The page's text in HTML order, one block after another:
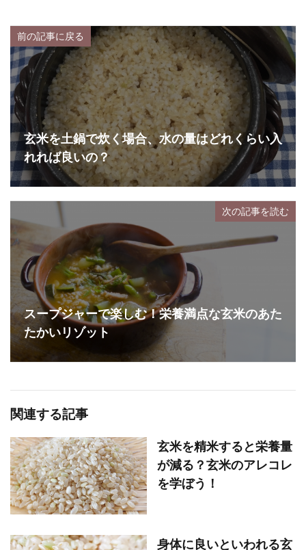
前の記事に戻る
玄米を土鍋で炊く場合、水の量はどれくらい入
れれば良いの？
次の記事を読む
スープジャーで楽しむ！栄養満点な玄米のあた
たかいリゾット
関連する記事
玄米を精米すると栄養量
が減る？玄米のアレコレ
を学ぼう！
身体に良いといわれる玄